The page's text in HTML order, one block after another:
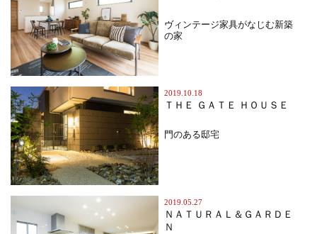
ヴィンテージ家具がなじむ新築
の家
2019.10.18
ＴＨＥ ＧＡＴＥ ＨＯＵＳＥ
門のある邸宅
2019.05.27
ＮＡＴＵＲＡＬ＆ＧＡＲＤＥ
Ｎ